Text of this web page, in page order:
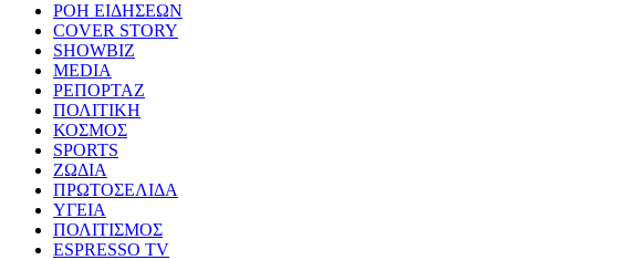
ΡΟΗ ΕΙΔΗΣΕΩΝ
COVER STORY
SHOWBIZ
MEDIA
ΡΕΠΟΡΤΑΖ
ΠΟΛΙΤΙΚΗ
ΚΟΣΜΟΣ
SPORTS
ΖΩΔΙΑ
ΠΡΩΤΟΣΕΛΙΔΑ
ΥΓΕΙΑ
ΠΟΛΙΤΙΣΜΟΣ
ESPRESSO TV